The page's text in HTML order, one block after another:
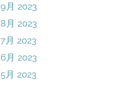
9月 2023
8月 2023
7月 2023
6月 2023
5月 2023